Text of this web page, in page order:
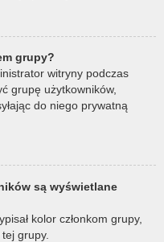
grupy?
witryny podczas
grupę użytkowników,
do niego prywatną
są wyświetlane
kolor członkom grupy,
grupy.